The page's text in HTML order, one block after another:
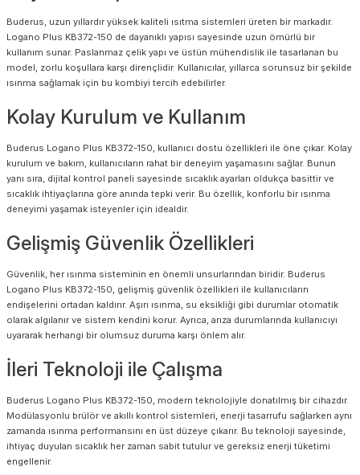
Buderus, uzun yıllardır yüksek kaliteli ısıtma sistemleri üreten bir markadır.
Logano Plus KB372-150 de dayanıklı yapısı sayesinde uzun ömürlü bir
kullanım sunar. Paslanmaz çelik yapı ve üstün mühendislik ile tasarlanan bu
model, zorlu koşullara karşı dirençlidir. Kullanıcılar, yıllarca sorunsuz bir şekilde
ısınma sağlamak için bu kombiyi tercih edebilirler.
Kolay Kurulum ve Kullanım
Buderus Logano Plus KB372-150, kullanıcı dostu özellikleri ile öne çıkar. Kolay
kurulum ve bakım, kullanıcıların rahat bir deneyim yaşamasını sağlar. Bunun
yanı sıra, dijital kontrol paneli sayesinde sıcaklık ayarları oldukça basittir ve
sıcaklık ihtiyaçlarına göre anında tepki verir. Bu özellik, konforlu bir ısınma
deneyimi yaşamak isteyenler için idealdir.
Gelişmiş Güvenlik Özellikleri
Güvenlik, her ısınma sisteminin en önemli unsurlarından biridir. Buderus
Logano Plus KB372-150, gelişmiş güvenlik özellikleri ile kullanıcıların
endişelerini ortadan kaldırır. Aşırı ısınma, su eksikliği gibi durumlar otomatik
olarak algılanır ve sistem kendini korur. Ayrıca, arıza durumlarında kullanıcıyı
uyararak herhangi bir olumsuz duruma karşı önlem alır.
İleri Teknoloji ile Çalışma
Buderus Logano Plus KB372-150, modern teknolojiyle donatılmış bir cihazdır.
Modülasyonlu brülör ve akıllı kontrol sistemleri, enerji tasarrufu sağlarken aynı
zamanda ısınma performansını en üst düzeye çıkarır. Bu teknoloji sayesinde,
ihtiyaç duyulan sıcaklık her zaman sabit tutulur ve gereksiz enerji tüketimi
engellenir.